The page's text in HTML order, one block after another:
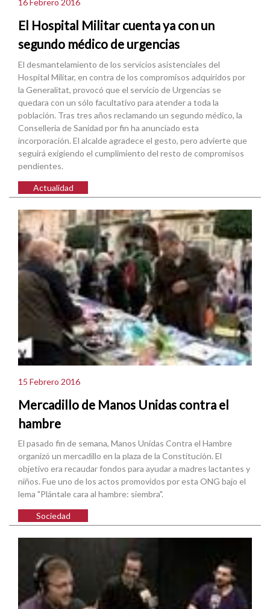
16 Febrero 2016
El Hospital Militar cuenta ya con un
segundo médico de urgencias
El desmantelamiento de los servicios asistenciales del
Hospital Militar, en contra de los compromisos adquiridos por
la Generalitat, provocó que el servicio de Urgencias se
quedara con un sólo facultativo para atender a toda la
población. Tras tres años reclamando un segundo médico, la
Conselleria de Sanidad por fin ha anunciado esta
incorporación. El alcalde agradece el gesto, pero advierte que
seguirá exigiendo el cumplimiento del resto de compromisos
pendientes.
Actualidad
15 Febrero 2016
Mercadillo de Manos Unidas contra el
hambre
El pasado fin de semana, Manos Unidas Contra el Hambre
organizó un mercadillo en la plaza de la Constitución. El
objetivo era recaudar fondos para ayudar a madres lactantes y
niños. Fue uno de los actos promovidos por esta ONG bajo el
lema "Plántale cara al hambre: siembra".
Sociedad